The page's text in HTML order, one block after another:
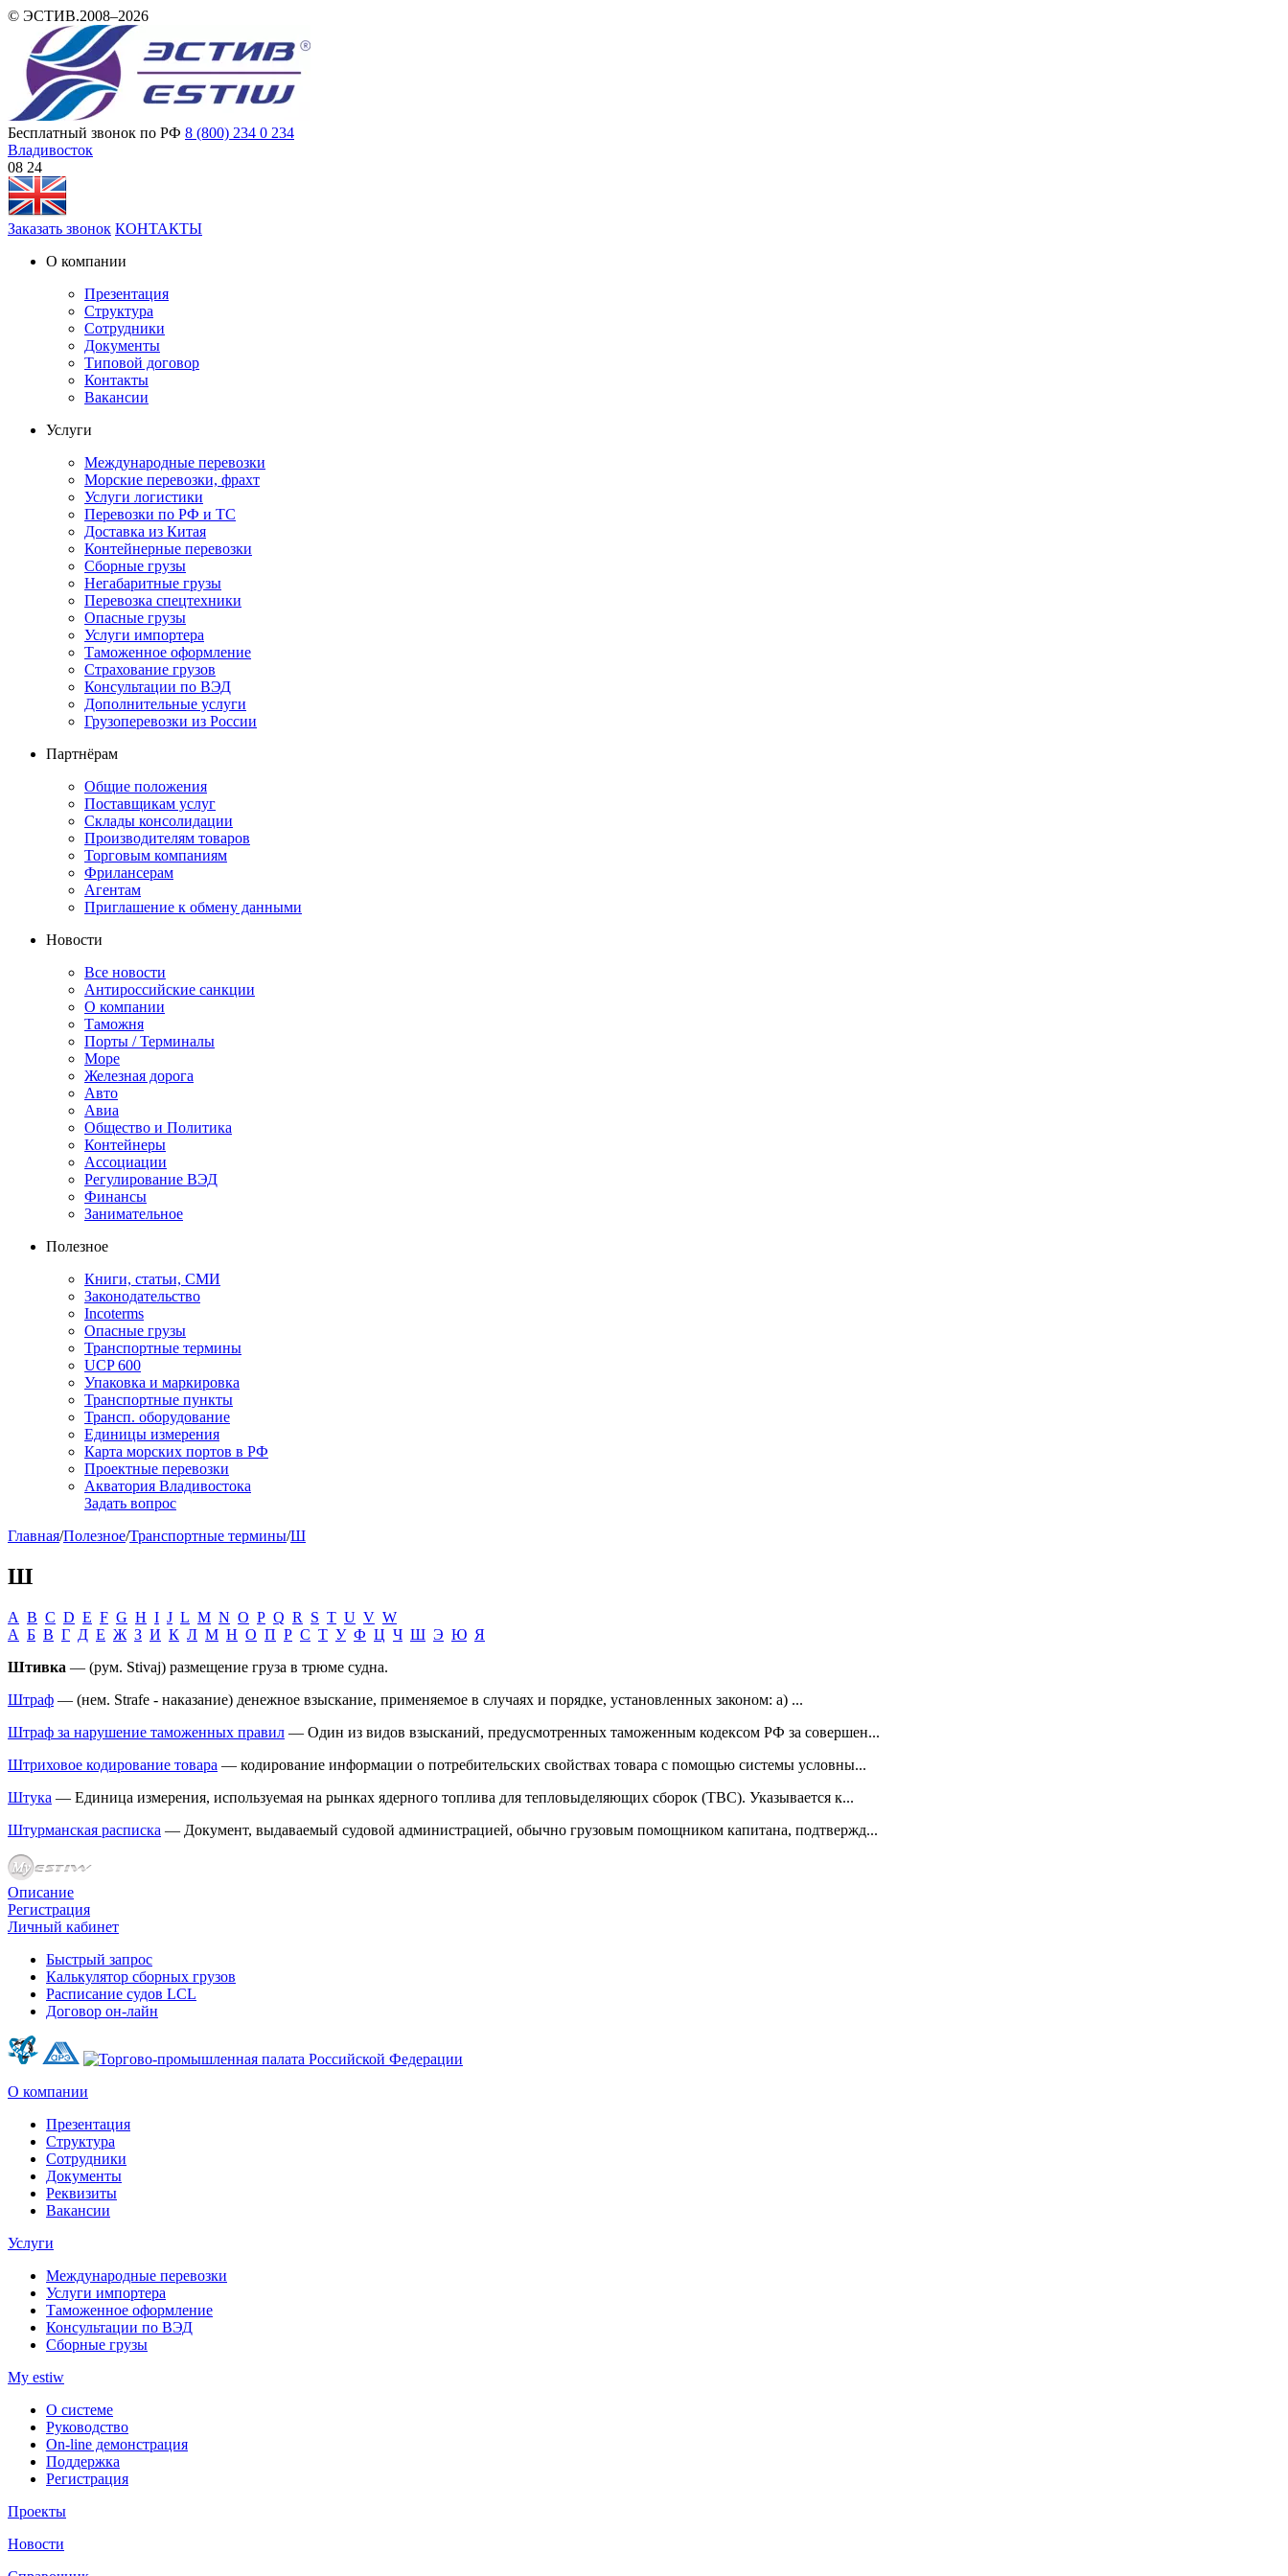
© ЭСТИВ.2008–2026
Бесплатный звонок по РФ 8 (800) 234 0 234
Владивосток
08:24
Заказать звонок КОНТАКТЫ
О компании
Презентация
Структура
Сотрудники
Документы
Типовой договор
Контакты
Вакансии
Услуги
Международные перевозки
Морские перевозки, фрахт
Услуги логистики
Перевозки по РФ и ТС
Доставка из Китая
Контейнерные перевозки
Сборные грузы
Негабаритные грузы
Перевозка спецтехники
Опасные грузы
Услуги импортера
Таможенное оформление
Страхование грузов
Консультации по ВЭД
Дополнительные услуги
Грузоперевозки из России
Партнёрам
Общие положения
Поставщикам услуг
Склады консолидации
Производителям товаров
Торговым компаниям
Фрилансерам
Агентам
Приглашение к обмену данными
Новости
Все новости
Антироссийские санкции
О компании
Таможня
Порты / Терминалы
Море
Железная дорога
Авто
Авиа
Общество и Политика
Контейнеры
Ассоциации
Регулирование ВЭД
Финансы
Занимательное
Полезное
Книги, статьи, СМИ
Законодательство
Incoterms
Опасные грузы
Транспортные термины
UCP 600
Упаковка и маркировка
Транспортные пункты
Трансп. оборудование
Единицы измерения
Карта морских портов в РФ
Проектные перевозки
Акватория Владивостока
Задать вопрос
Главная/Полезное/Транспортные термины/Ш
Ш
A B C D E F G H I J L M N O P Q R S T U V W
А Б В Г Д Е Ж З И К Л М Н О П Р С Т У Ф Ц Ч Ш Э Ю Я
Штивка — (рум. Stivaj) размещение груза в трюме судна.
Штраф — (нем. Strafe - наказание) денежное взыскание, применяемое в случаях и порядке, установленных законом: а) ...
Штраф за нарушение таможенных правил — Один из видов взысканий, предусмотренных таможенным кодексом РФ за совершен...
Штриховое кодирование товара — кодирование информации о потребительских свойствах товара с помощью системы условны...
Штука — Единица измерения, используемая на рынках ядерного топлива для тепловыделяющих сборок (ТВС). Указывается к...
Штурманская расписка — Документ, выдаваемый судовой aдминистрацией, обычно грузовым помощником капитана, подтвержд...
Описание
Регистрация
Личный кабинет
Быстрый запрос
Калькулятор сборных грузов
Расписание судов LCL
Договор он-лайн
О компании
Презентация
Структура
Сотрудники
Документы
Реквизиты
Вакансии
Услуги
Международные перевозки
Услуги импортера
Таможенное оформление
Консультации по ВЭД
Сборные грузы
My estiw
О системе
Руководство
On-line демонстрация
Поддержка
Регистрация
Проекты
Новости